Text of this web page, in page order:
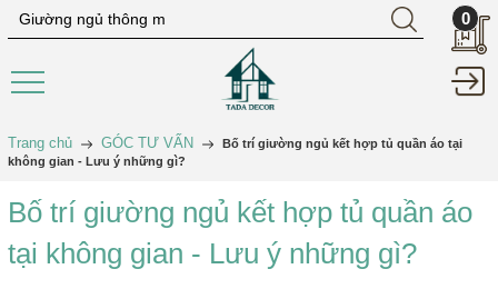
0
Trang chủ GÓC TƯ VẤN
Bố trí giường ngủ kết hợp tủ quần áo tại
không gian - Lưu ý những gì?
Bố trí giường ngủ kết hợp tủ quần áo
tại không gian - Lưu ý những gì?